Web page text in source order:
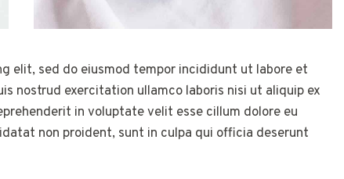
elit, sed do eiusmod tempor incididunt ut labore et
nostrud exercitation ullamco laboris nisi ut aliquip ex
in voluptate velit esse cillum dolore eu
non proident, sunt in culpa qui officia deserunt